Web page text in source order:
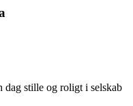
dag stille og roligt i selskab